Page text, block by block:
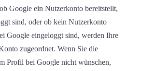
Google ein Nutzerkonto bereitstellt,
sind, oder ob kein Nutzerkonto
Google eingeloggt sind, werden Ihre
zugeordnet. Wenn Sie die
Profil bei Google nicht wünschen,